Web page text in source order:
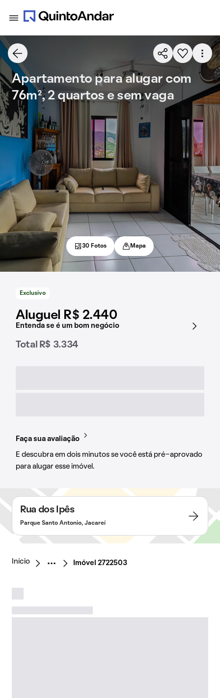
Exclusivo
Aluguel R$ 2.440
Entenda se é um bom negócio
Total R$ 3.334
Faça sua avaliação
E descubra em dois minutos se você está pré-aprovado
para alugar esse imóvel.
Apartamento para alugar com
76m², 2 quartos e sem vaga
30 Fotos Mapa
Rua dos Ipês
Parque Santo Antonio, Jacareí
Início Imóvel 2722503